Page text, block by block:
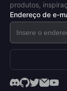
produtos,
Endereço de e-